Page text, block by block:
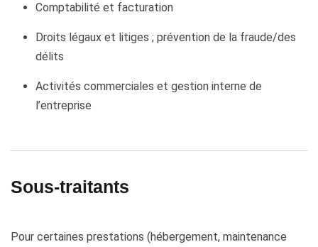
Comptabilité et facturation
Droits légaux et litiges ; prévention de la fraude/des
délits
Activités commerciales et gestion interne de
l’entreprise
Sous-traitants
Pour certaines prestations (hébergement, maintenance